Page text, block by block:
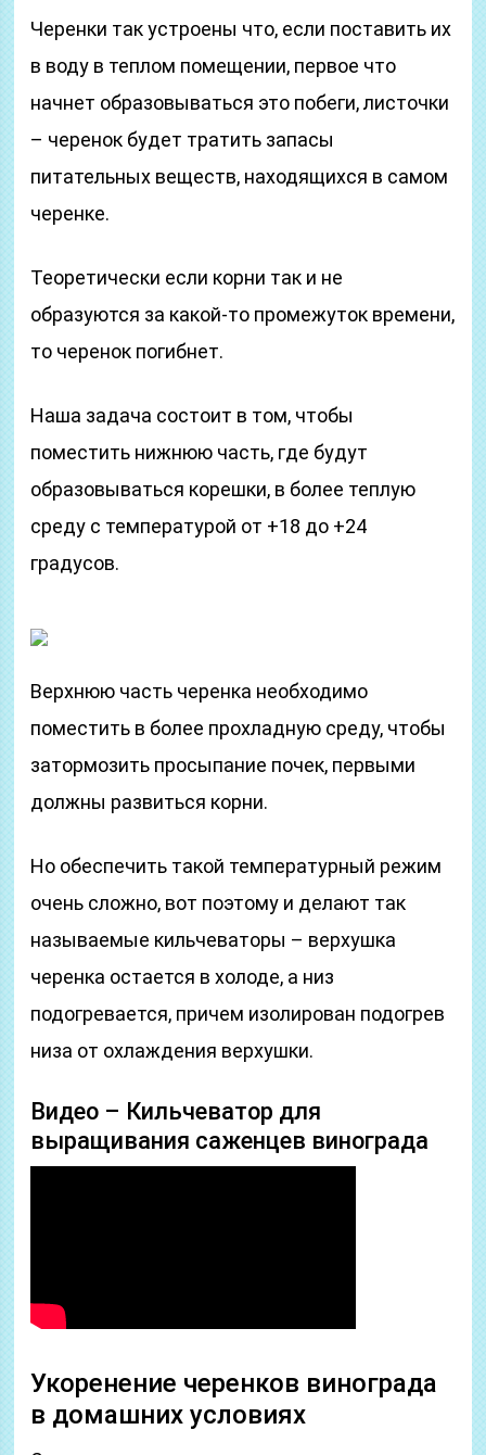
Черенки так устроены что, если поставить их
в воду в теплом помещении, первое что
начнет образовываться это побеги, листочки
– черенок будет тратить запасы
питательных веществ, находящихся в самом
черенке.
Теоретически если корни так и не
образуются за какой-то промежуток времени,
то черенок погибнет.
Наша задача состоит в том, чтобы
поместить нижнюю часть, где будут
образовываться корешки, в более теплую
среду с температурой от +18 до +24
градусов.
Верхнюю часть черенка необходимо
поместить в более прохладную среду, чтобы
затормозить просыпание почек, первыми
должны развиться корни.
Но обеспечить такой температурный режим
очень сложно, вот поэтому и делают так
называемые кильчеваторы – верхушка
черенка остается в холоде, а низ
подогревается, причем изолирован подогрев
низа от охлаждения верхушки.
Видео – Кильчеватор для
выращивания саженцев винограда
Укоренение черенков винограда
в домашних условиях